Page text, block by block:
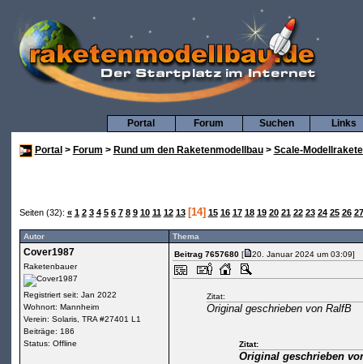
Links
Suchen
Forum
Portal
Portal > Forum > Rund um den Raketenmodellbau> Scale-
Seiten (32): « 1 2 3 4 5 6 7 8 9 10 11 12 13 [14] 15 16 17 18 19 20 21 22 23 24 25 26 27
Autor Thema
Cover1987
Raketenbauer
Registriert seit: Jan 2022
Wohnort: Mannheim
Verein: Solaris, TRA #27401 L1
Beiträge: 186
Status: Offline
Beitrag 7657680[ 20. Januar 2024 um 03:09]
Zitat:
Original geschrieben von RalfB
Zitat:
Original geschrieben